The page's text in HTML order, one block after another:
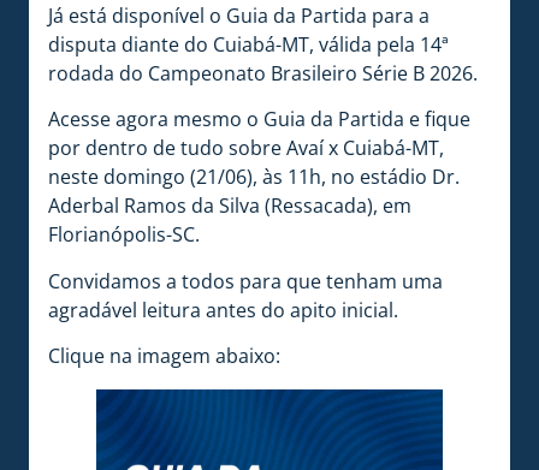
Já está disponível o Guia da Partida para a
disputa diante do Cuiabá-MT, válida pela 14ª
rodada do Campeonato Brasileiro Série B 2026.
Acesse agora mesmo o Guia da Partida e fique
por dentro de tudo sobre Avaí x Cuiabá-MT,
neste domingo (21/06), às 11h, no estádio Dr.
Aderbal Ramos da Silva (Ressacada), em
Florianópolis-SC.
Convidamos a todos para que tenham uma
agradável leitura antes do apito inicial.
Clique na imagem abaixo: